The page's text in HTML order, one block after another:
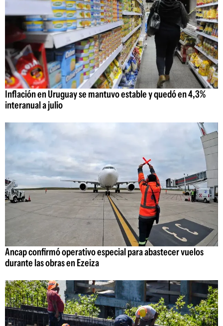
Inflación en Uruguay se mantuvo estable y quedó en 4,3%
interanual a julio
Ancap confirmó operativo especial para abastecer vuelos
durante las obras en Ezeiza